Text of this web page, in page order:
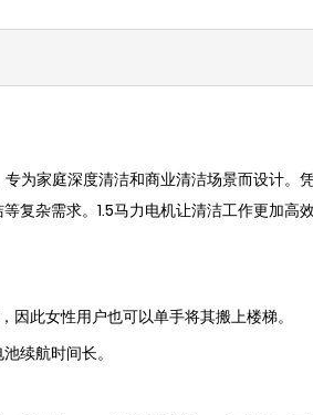
为家庭深度清洁和商业清洁场景而设计
复杂需求。1.5马力电机让清洁工作更加高
此女性用户也可以单手将其搬上楼梯。
续航时间长。